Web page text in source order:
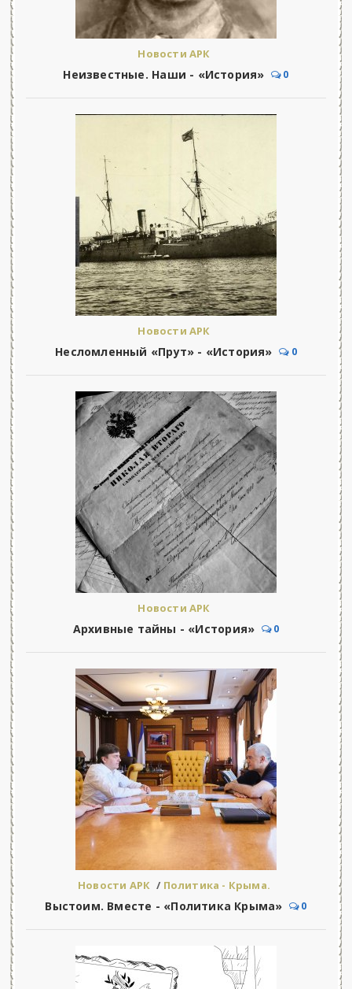
Новости АРК
Неизвестные. Наши - «История» 0
Новости АРК
Несломленный «Прут» - «История» 0
Новости АРК
Архивные тайны - «История» 0
Новости АРК / Политика - Крыма.
Выстоим. Вместе - «Политика Крыма» 0